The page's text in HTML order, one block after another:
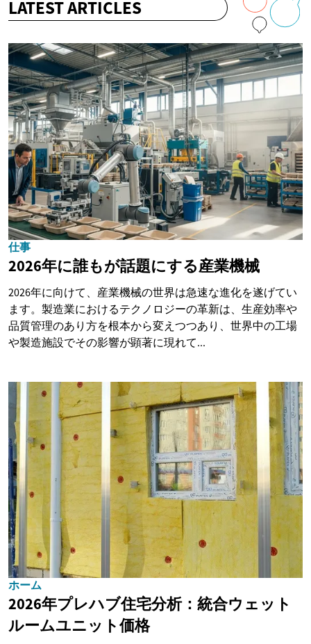
LATEST ARTICLES
仕事
2026年に誰もが話題にする産業機械
2026年に向けて、産業機械の世界は急速な進化を遂げてい
ます。製造業におけるテクノロジーの革新は、生産効率や
品質管理のあり方を根本から変えつつあり、世界中の工場
や製造施設でその影響が顕著に現れて...
ホーム
2026年プレハブ住宅分析：統合ウェット
ルームユニット価格